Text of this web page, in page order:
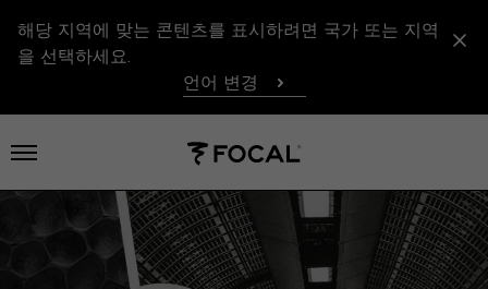
해당 지역에 맞는 콘텐츠를 표시하려면 국가 또는 지역
을 선택하세요.
언어 변경
메뉴 열기